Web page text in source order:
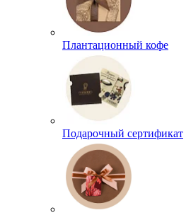
Плантационный кофе
Подарочный сертификат